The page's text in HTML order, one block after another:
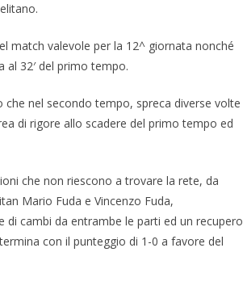
match valevole per la 12^ giornata nonché
32′ del primo tempo.
nel secondo tempo, spreca diverse volte
di rigore allo scadere del primo tempo ed
che non riescono a trovare la rete, da
Mario Fuda e Vincenzo Fuda,
cambi da entrambe le parti ed un recupero
con il punteggio di 1-0 a favore del